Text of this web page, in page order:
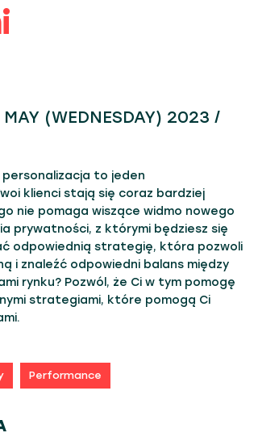
(WEDNESDAY) 2023 /
personalizacja to jeden
klienci stają się coraz bardziej
nie pomaga wiszące widmo nowego
prywatności, z którymi będziesz się
odpowiednią strategię, która pozwoli
i znaleźć odpowiedni balans między
rynku? Pozwól, że Ci w tym pomogę
strategiami, które pomogą Ci
Performance